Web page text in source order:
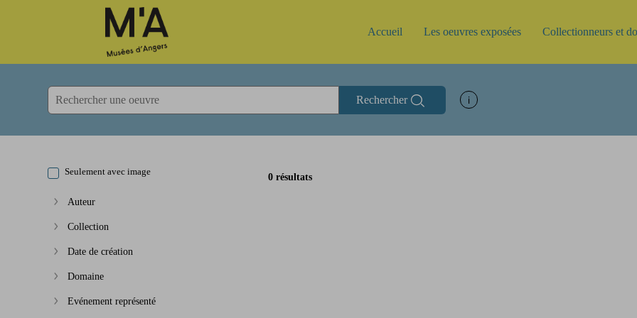
Accèder directement au contenu
Accèder directement au contenu Accueil Les oeuvres exposées Collectionneurs et
Rechercher Afficher les informations d'aide à la
Seulement avec image
Afficher plus
Auteur
Afficher plus
Collection
Afficher plus
Date de création
Afficher plus
Domaine
Afficher plus
Evénement représenté
0 résultats